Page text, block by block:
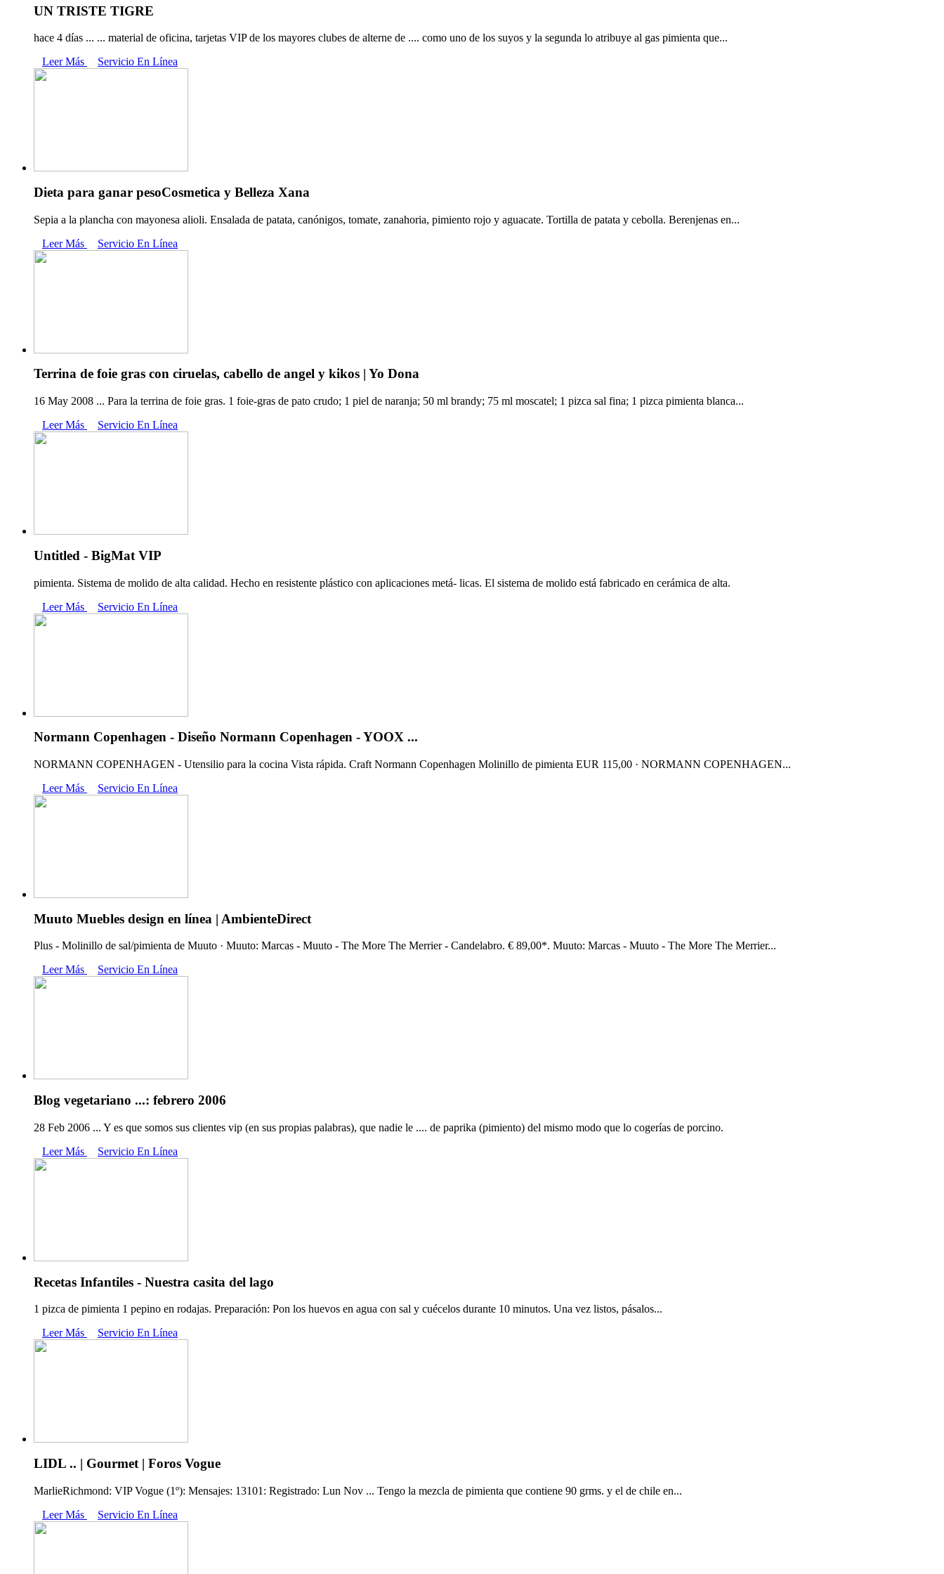
UN TRISTE TIGRE
hace 4 días ... ... material de oficina, tarjetas VIP de los mayores clubes de alterne de .... como uno de los suyos y la segunda lo atribuye al gas pimienta que...
Leer Más
Servicio En Línea
Dieta para ganar pesoCosmetica y Belleza Xana
Sepia a la plancha con mayonesa alioli. Ensalada de patata, canónigos, tomate, zanahoria, pimiento rojo y aguacate. Tortilla de patata y cebolla. Berenjenas en...
Leer Más
Servicio En Línea
Terrina de foie gras con ciruelas, cabello de angel y kikos | Yo Dona
16 May 2008 ... Para la terrina de foie gras. 1 foie-gras de pato crudo; 1 piel de naranja; 50 ml brandy; 75 ml moscatel; 1 pizca sal fina; 1 pizca pimienta blanca...
Leer Más
Servicio En Línea
Untitled - BigMat VIP
pimienta. Sistema de molido de alta calidad. Hecho en resistente plástico con aplicaciones metá- licas. El sistema de molido está fabricado en cerámica de alta.
Leer Más
Servicio En Línea
Normann Copenhagen - Diseño Normann Copenhagen - YOOX ...
NORMANN COPENHAGEN - Utensilio para la cocina Vista rápida. Craft Normann Copenhagen Molinillo de pimienta EUR 115,00 · NORMANN COPENHAGEN...
Leer Más
Servicio En Línea
Muuto Muebles design en línea | AmbienteDirect
Plus - Molinillo de sal/pimienta de Muuto · Muuto: Marcas - Muuto - The More The Merrier - Candelabro. € 89,00*. Muuto: Marcas - Muuto - The More The Merrier...
Leer Más
Servicio En Línea
Blog vegetariano ...: febrero 2006
28 Feb 2006 ... Y es que somos sus clientes vip (en sus propias palabras), que nadie le .... de paprika (pimiento) del mismo modo que lo cogerías de porcino.
Leer Más
Servicio En Línea
Recetas Infantiles - Nuestra casita del lago
1 pizca de pimienta 1 pepino en rodajas. Preparación: Pon los huevos en agua con sal y cuécelos durante 10 minutos. Una vez listos, pásalos...
Leer Más
Servicio En Línea
LIDL .. | Gourmet | Foros Vogue
MarlieRichmond: VIP Vogue (1º): Mensajes: 13101: Registrado: Lun Nov ... Tengo la mezcla de pimienta que contiene 90 grms. y el de chile en...
Leer Más
Servicio En Línea